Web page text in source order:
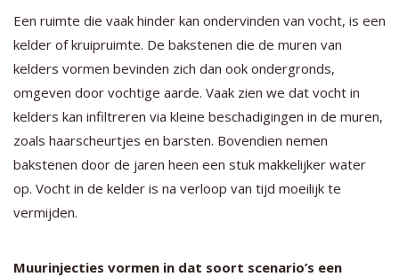
Een ruimte die vaak hinder kan ondervinden van vocht, is een
kelder of kruipruimte. De bakstenen die de muren van
kelders vormen bevinden zich dan ook ondergronds,
omgeven door vochtige aarde. Vaak zien we dat vocht in
kelders kan infiltreren via kleine beschadigingen in de muren,
zoals haarscheurtjes en barsten. Bovendien nemen
bakstenen door de jaren heen een stuk makkelijker water
op. Vocht in de kelder is na verloop van tijd moeilijk te
vermijden.
Muurinjecties vormen in dat soort scenario’s een